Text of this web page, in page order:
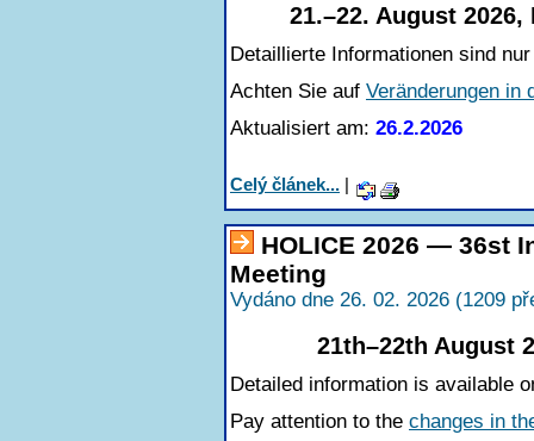
21.–22. August
Detaillierte Informationen sind
Achten Sie auf Veränderungen in
Aktualisiert am: 26.2.2026
Celý článek... |
HOLICE 2026 — 36st
Meeting
Vydáno dne 26. 02. 2026 (1209
21th–22th August
Detailed information is available
Pay attention to the changes in